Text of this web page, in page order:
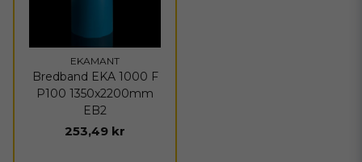
EKAMANT
Bredband EKA 1000 F
P100 1350x2200mm
EB2
253,49 kr